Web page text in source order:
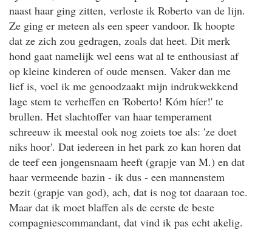
naast haar ging zitten, verloste ik Roberto van de lijn.
Ze ging er meteen als een speer vandoor. Ik hoopte
dat ze zich zou gedragen, zoals dat heet. Dit merk
hond gaat namelijk wel eens wat al te enthousiast af
op kleine kinderen of oude mensen. Vaker dan me
lief is, voel ik me genoodzaakt mijn indrukwekkend
lage stem te verheffen en 'Roberto! Kóm híer!' te
brullen. Het slachtoffer van haar temperament
schreeuw ik meestal ook nog zoiets toe als: 'ze doet
niks hoor'. Dat iedereen in het park zo kan horen dat
de teef een jongensnaam heeft (grapje van M.) en dat
haar vermeende bazin - ik dus - een mannenstem
bezit (grapje van god), ach, dat is nog tot daaraan toe.
Maar dat ik moet blaffen als de eerste de beste
compagniescommandant, dat vind ik pas echt akelig.